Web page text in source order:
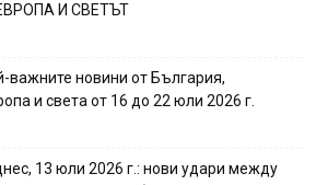
И СВЕТЪТ
важните новини от България,
и света от 16 до 22 юли 2026 г.
13 юли 2026 г.: нови удари между